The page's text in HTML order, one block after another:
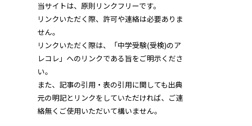
当サイトは、原則リンクフリーです。
リンクいただく際、許可や連絡は必要ありま
せん。
リンクいただく際は、「中学受験(受検)のア
レコレ」へのリンクである旨をご明示くださ
い。
また、記事の引用・表の引用に関しても出典
元の明記とリンクをしていただければ、ご連
絡無くご使用いただいて構いません。